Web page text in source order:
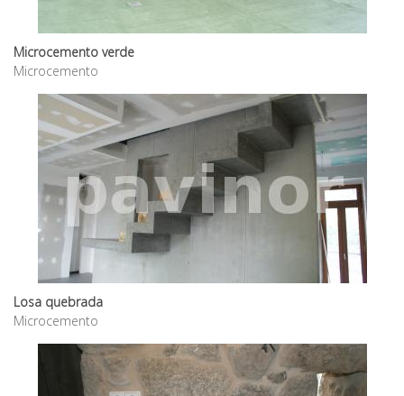
Microcemento verde
Microcemento
Losa quebrada
Microcemento